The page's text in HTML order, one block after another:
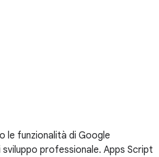
le funzionalità di Google
professionale. Apps Script